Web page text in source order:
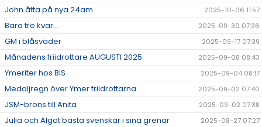
John åtta på nya 24am 2025-10-06 11:57
Bara tre kvar... 2025-09-30 07:36
GM i blåsväder 2025-09-17 07:39
Månadens friidrottare AUGUSTI 2025 2025-09-08 08:43
Ymeriter hos BIS 2025-09-04 08:17
Medaljregn över Ymer friidrottarna 2025-09-02 07:40
JSM-brons till Anita 2025-09-02 07:38
Julia och Algot bästa svenskar i sina grenar 2025-08-27 07:27